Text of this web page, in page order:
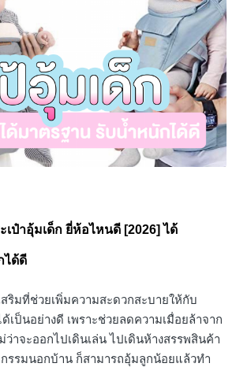
เป๋าอุ้มเด็ก ยี่ห้อไหนดี [2026] ได้
ได้ดี
ริมที่ช่วยเพิ่มความสะดวกสะบายให้กับ
ป็นอย่างดี เพราะช่วยลดความเมื่อยล้าจาก
ว่าจะออกไปเดินเล่น ไปเดินห้างสรรพสินค้า
รรมนอกบ้าน ก็สามารถอุ้มลูกน้อยแล้วทำ